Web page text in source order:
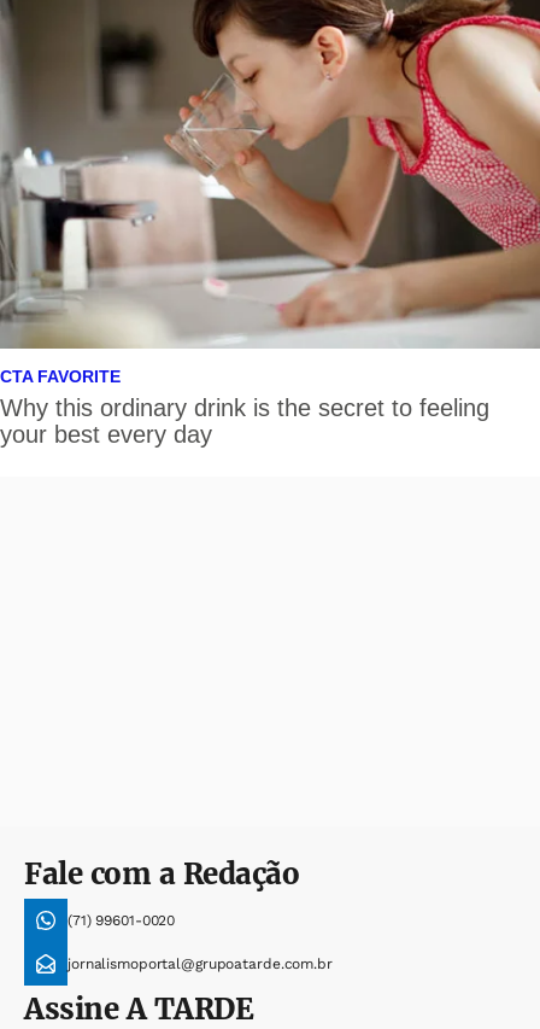
Fale com a Redação
(71) 99601-0020
jornalismoportal@grupoatarde.com.br
AssineA TARDE